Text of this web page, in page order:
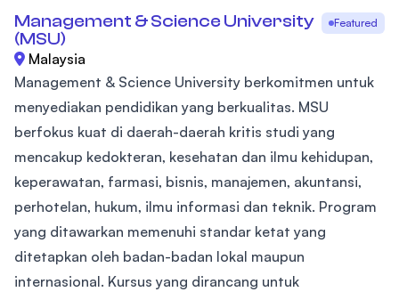
Management & Science University
(MSU)
Featured
Malaysia
Management & Science University berkomitmen untuk
menyediakan pendidikan yang berkualitas. MSU
berfokus kuat di daerah-daerah kritis studi yang
mencakup kedokteran, kesehatan dan ilmu kehidupan,
keperawatan, farmasi, bisnis, manajemen, akuntansi,
perhotelan, hukum, ilmu informasi dan teknik. Program
yang ditawarkan memenuhi standar ketat yang
ditetapkan oleh badan-badan lokal maupun
internasional. Kursus yang dirancang untuk